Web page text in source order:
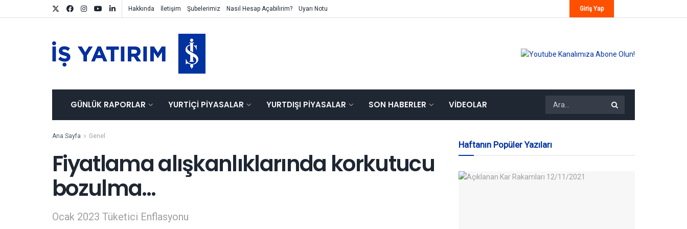
Hakkında İletişim Şubelerimiz Nasıl Hesap Açabilirim? Uyarı Notu Giriş Yap
GÜNLÜK RAPORLAR YURTIÇI PIYASALAR YURTDIŞI PIYASALAR SON HABERLER VIDEOLAR
Ana Sayfa Genel
Fiyatlama alışkanlıklarında korkutucu
bozulma…
Ocak 2023 Tüketici Enflasyonu
Haftanın Popüler Yazıları